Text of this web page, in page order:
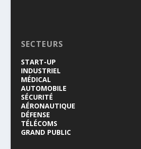
SECTEURS
START-UP
INDUSTRIEL
MÉDICAL
AUTOMOBILE
SÉCURITÉ
AÉRONAUTIQUE
DÉFENSE
TÉLÉCOMS
GRAND PUBLIC